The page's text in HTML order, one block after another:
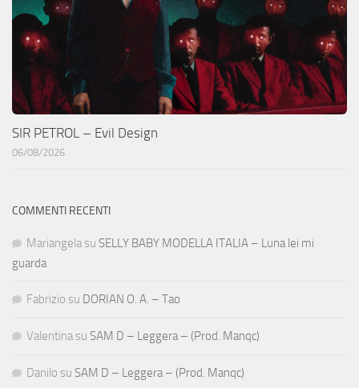
SIR PETROL – Evil Design
06/08/2026
COMMENTI RECENTI
Mariangela su SELLY BABY MODELLA ITALIA – Luna lei mi
guarda
Fabrizio su DORIAN O. A. – Tao
Valentina su SAM D – Leggera – (Prod. Manqc)
Danilo su SAM D – Leggera – (Prod. Manqc)